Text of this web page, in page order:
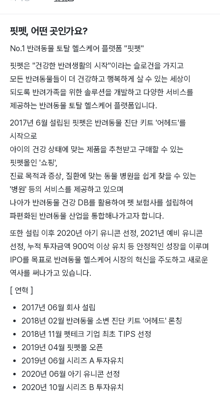
핏펫, 어떤 곳인가요?
No.1 반려동물 토탈 헬스케어 플랫폼 "핏펫"
핏펫은 "건강한 반려생활의 시작"이라는 슬로건을 가지고
모든 반려동물들이 더 건강하고 행복하게 살 수 있는 세상이
되도록 반려가족을 위한 솔루션을 개발하고 다양한 서비스를
제공하는 반려동물 토탈 헬스케어 플랫폼입니다.
2017년 6월 설립된 핏펫은 반려동물 진단 키트 '어헤드'를
시작으로
아이의 건강 상태에 맞는 제품을 추천받고 구매할 수 있는
핏펫몰인 '쇼핑',
진료 목적과 증상, 질환에 맞는 동물 병원을 쉽게 찾을 수 있는
'병원' 등의 서비스를 제공하고 있으며
나아가 반려동물 건강 DB를 활용하여 펫 보험사를 설립하여
파편화된 반려동물 산업을 통합해나가고자 합니다.
또한 설립 이후 2020년 아기 유니콘 선정, 2021년 예비 유니콘
선정, 누적 투자금액 900억 이상 유치 등 안정적인 성장을 이루며
IPO를 목표로 반려동물 헬스케어 시장의 혁신을 주도하고 새로운
역사를 써나가고 있습니다.
[ 연혁 ]
2017년 06월 회사 설립
2018년 02월 반려동물 소변 진단 키트 '어헤드' 론칭
2018년 11월 펫테크 기업 최초 TIPS 선정
2019년 04월 핏펫몰 오픈
2019년 06월 시리즈 A 투자유치
2020년 06월 아기 유니콘 선정
2020년 10월 시리즈 B 투자유치